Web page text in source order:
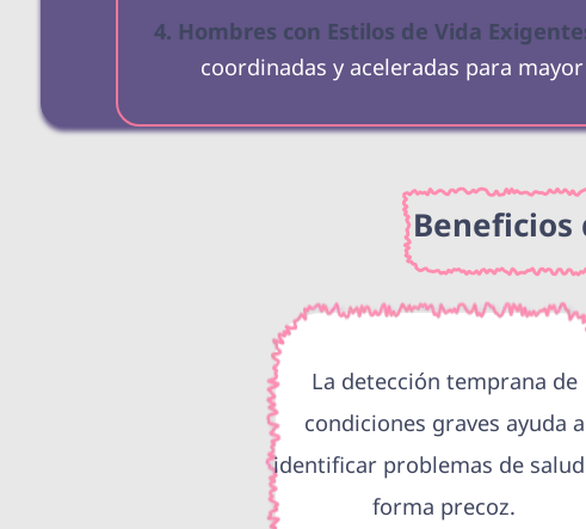
4. Hombres con Estilos de Vida
coordinadas y aceleradas para
Beneficios
La detección temprana de
condiciones graves ayuda a
identificar problemas de
forma precoz.